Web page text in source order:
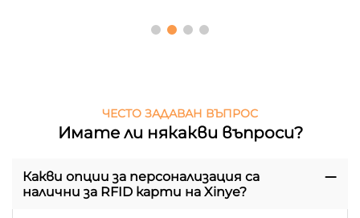
ЧЕСТО ЗАДАВАН ВЪПРОС
Имате ли някакви въпроси?
Какви опции за персонализация са
налични за RFID карти на Xinye?